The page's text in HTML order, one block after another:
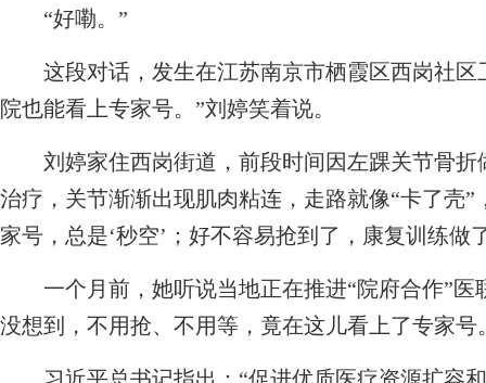
“好嘞。”
这段对话，发生在江苏南京市栖霞区西岗社区
院也能看上专家号。”刘婷笑着说。
刘婷家住西岗街道，前段时间因左踝关节骨折
治疗，关节渐渐出现肌肉粘连，走路就像“卡了壳
家号，总是‘秒空’；好不容易抢到了，康复训练做
一个月前，她听说当地正在推进“院府合作”医
没想到，不用抢、不用等，竟在这儿看上了专家号